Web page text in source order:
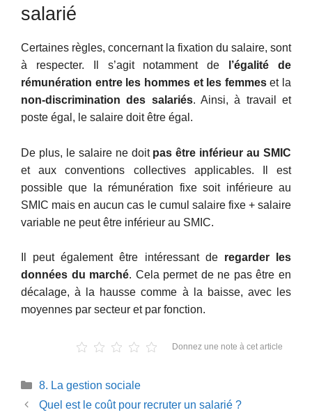
salarié
Certaines règles, concernant la fixation du salaire, sont
à respecter. Il s’agit notamment de
l’égalité de
rémunération entre les hommes et les femmeset la
non-discrimination des salariés. Ainsi, à travail et
poste égal, le salaire doit être égal.
De plus, le salaire ne doit pas être inférieur au SMIC
et aux conventions collectives applicables. Il est
possible que la rémunération fixe soit inférieure au
SMIC mais en aucun cas le cumul salaire fixe + salaire
variable ne peut être inférieur au SMIC.
Il peut également être intéressant de regarder les
données du marché. Cela permet de ne pas être en
décalage, à la hausse comme à la baisse, avec les
moyennes par secteur et par fonction.
Donnez une note à cet article
Catégories
8. La gestion sociale
Quel est le coût pour recruter un salarié ?